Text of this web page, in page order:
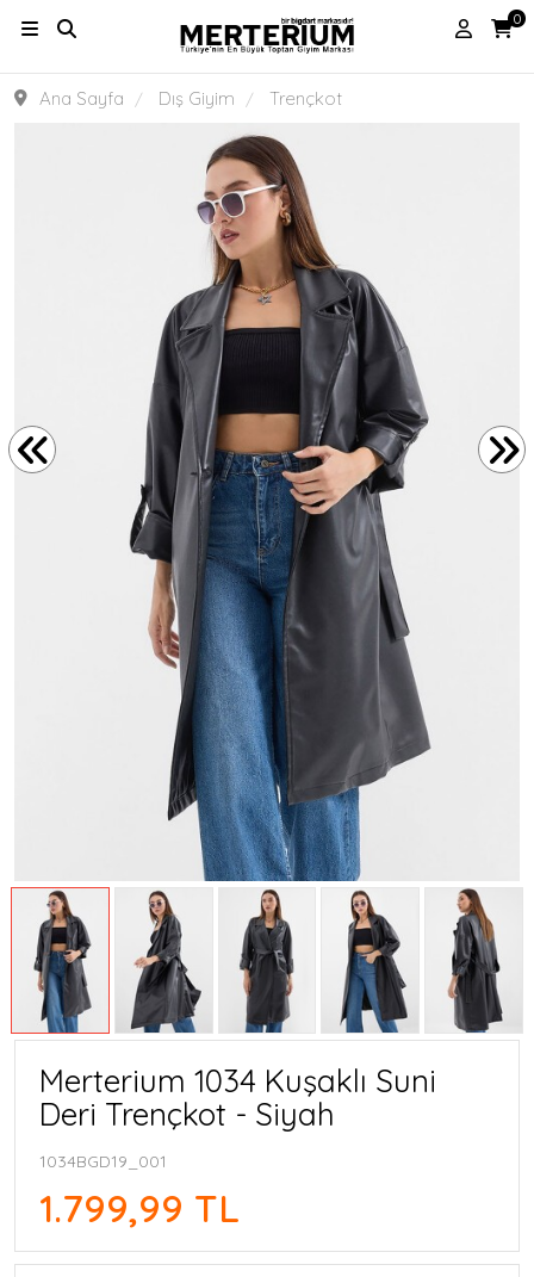
0
Ana Sayfa Dış Giyim Trençkot
Merterium 1034 Kuşaklı Suni
Deri Trençkot - Siyah
1034BGD19_001
1.799,99 TL